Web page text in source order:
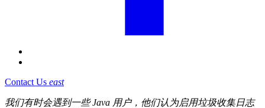
Contact Us east
我们有时会遇到一些 Java 用户，他们认为启用垃圾收集日志